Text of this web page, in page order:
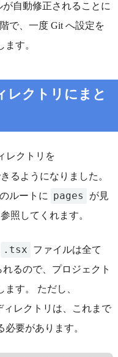
自動修正されることに
で、一度 Git へ設定を
す。
レクトリにまと
レクトリを
るようになりました。
ルートに pages
が見
照してくれます。
.tsx ファイルは全て
るので、プロジェクト
す。 ただし、
ィレクトリは、これまで
要があります。